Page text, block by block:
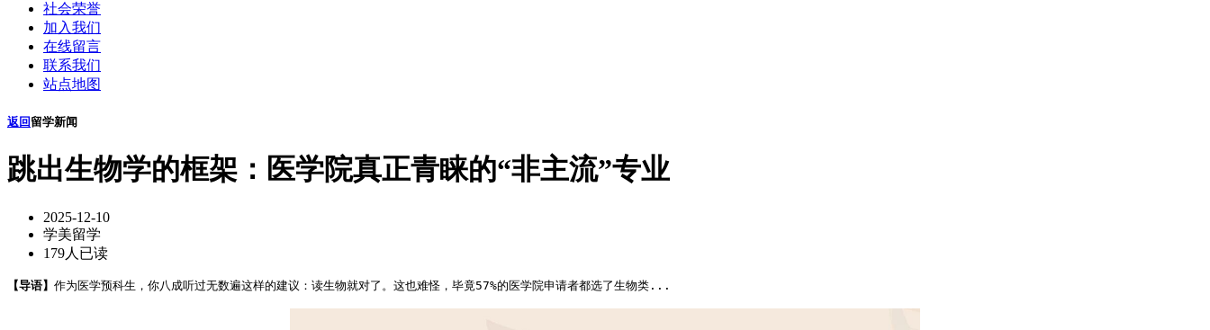
社会荣誉
加入我们
在线留言
联系我们
站点地图
返回 留学新闻
跳出生物学的框架：医学院真正青睐的“非主流”专业
2025-12-10
学美留学
179人已读
【导语】 作为医学预科生，你八成听过无数遍这样的建议：读生物就对了。这也难怪，毕竟57%的医学院申请者都选了生物类...